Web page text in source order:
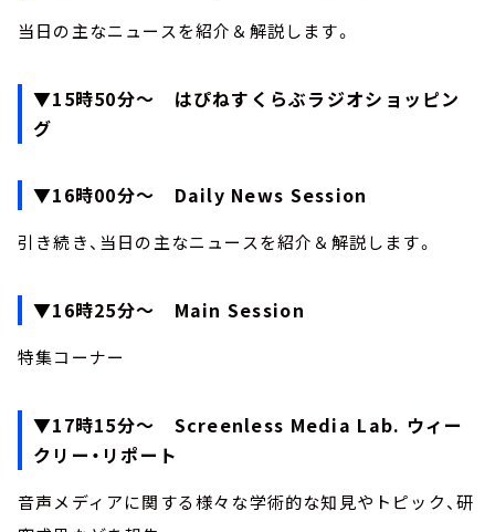
当日の主なニュースを紹介＆解説します。
▼15時50分～ はぴねすくらぶラジオショッピン
グ
▼16時00分～ Daily News Session
引き続き、当日の主なニュースを紹介＆解説します。
▼16時25分～ Main Session
特集コーナー
▼17時15分～ Screenless Media Lab. ウィー
クリー・リポート
音声メディアに関する様々な学術的な知見やトピック、研